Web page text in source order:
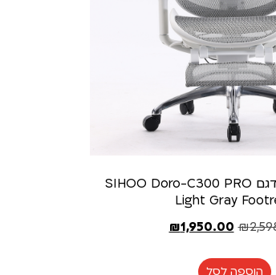
כסא מנהלים - דגם SIHOO Doro-C300 PRO
Light Gray
₪
₪1,950.00
הוספה לסל